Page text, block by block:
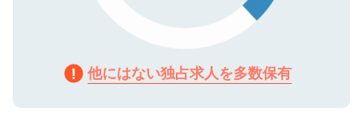
他にはない独占求人を多数保有